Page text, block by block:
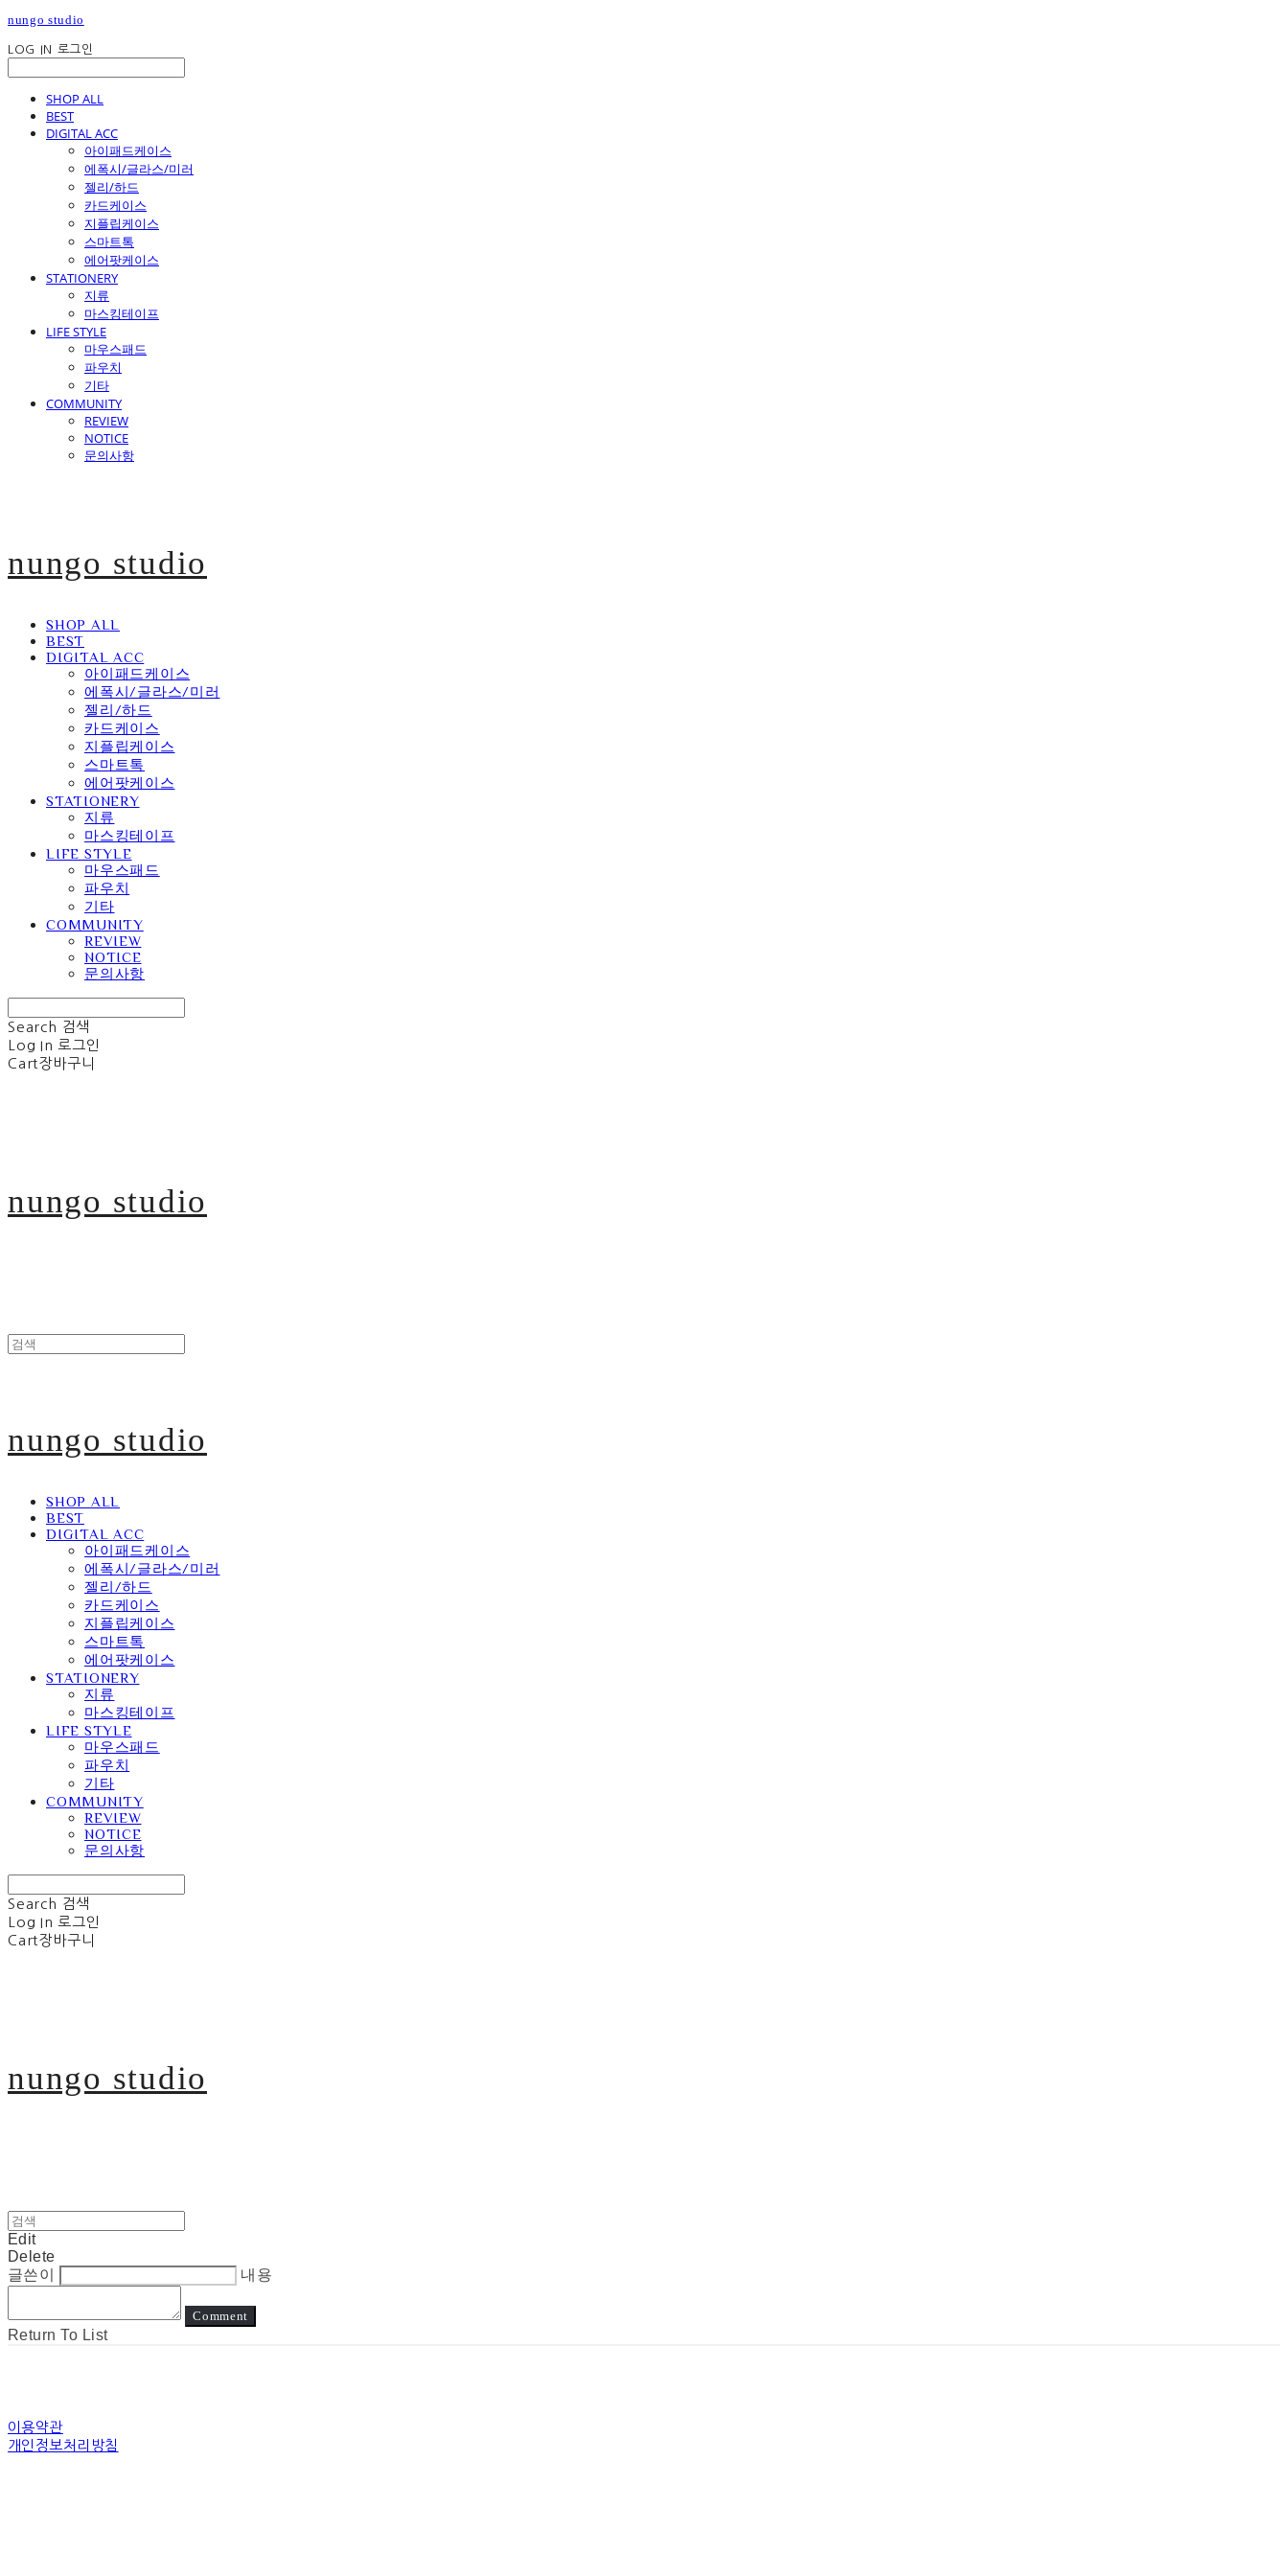
nungo studio
LOG IN 로그인
SHOP ALL
BEST
DIGITAL ACC
아이패드케이스
에폭시/글라스/미러
젤리/하드
카드케이스
지플립케이스
스마트톡
에어팟케이스
STATIONERY
지류
마스킹테이프
LIFE STYLE
마우스패드
파우치
기타
COMMUNITY
REVIEW
NOTICE
문의사항
nungo studio
SHOP ALL
BEST
DIGITAL ACC
아이패드케이스
에폭시/글라스/미러
젤리/하드
카드케이스
지플립케이스
스마트톡
에어팟케이스
STATIONERY
지류
마스킹테이프
LIFE STYLE
마우스패드
파우치
기타
COMMUNITY
REVIEW
NOTICE
문의사항
Search 검색
Log In 로그인
Cart장바구니
nungo studio
nungo studio
SHOP ALL
BEST
DIGITAL ACC
아이패드케이스
에폭시/글라스/미러
젤리/하드
카드케이스
지플립케이스
스마트톡
에어팟케이스
STATIONERY
지류
마스킹테이프
LIFE STYLE
마우스패드
파우치
기타
COMMUNITY
REVIEW
NOTICE
문의사항
Search 검색
Log In 로그인
Cart장바구니
nungo studio
Edit
Delete
글쓴이
내용
Comment
Return To List
이용약관
개인정보처리방침